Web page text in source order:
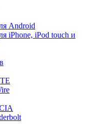
Android
iPhone, iPod touch и